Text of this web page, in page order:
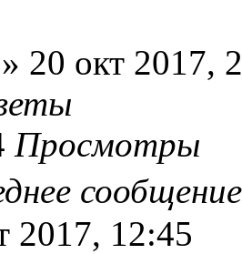
» 20 окт 2017,
Просмотры
2017, 12:45